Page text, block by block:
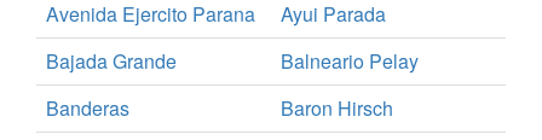
Avenida Ejercito Parana
Ayui Parada
Bajada Grande
Balneario Pelay
Banderas
Baron Hirsch